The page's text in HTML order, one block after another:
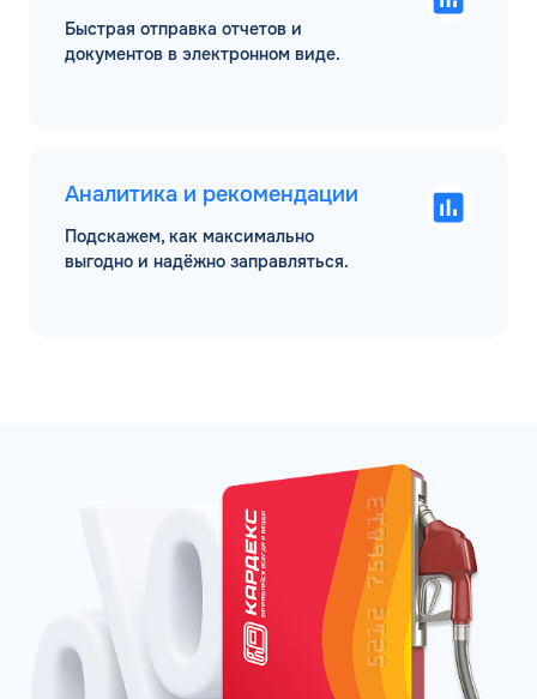
Быстрая отправка отчетов и
документов в электронном виде.
Аналитика и рекомендации
Подскажем, как максимально
выгодно и надёжно заправляться.